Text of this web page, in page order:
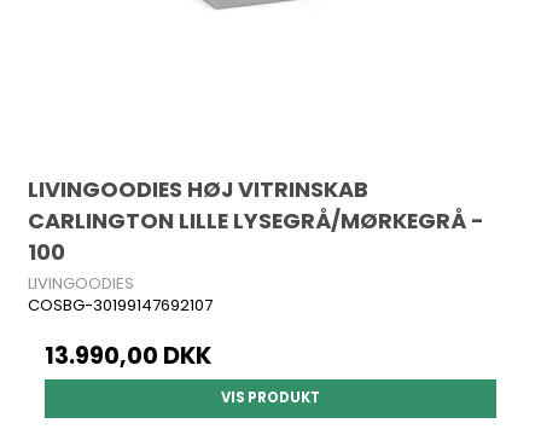
LIVINGOODIES HØJ VITRINSKAB
CARLINGTON LILLE LYSEGRÅ/MØRKEGRÅ -
100
LIVINGOODIES
COSBG-30199147692107
13.990,00 DKK
VIS PRODUKT